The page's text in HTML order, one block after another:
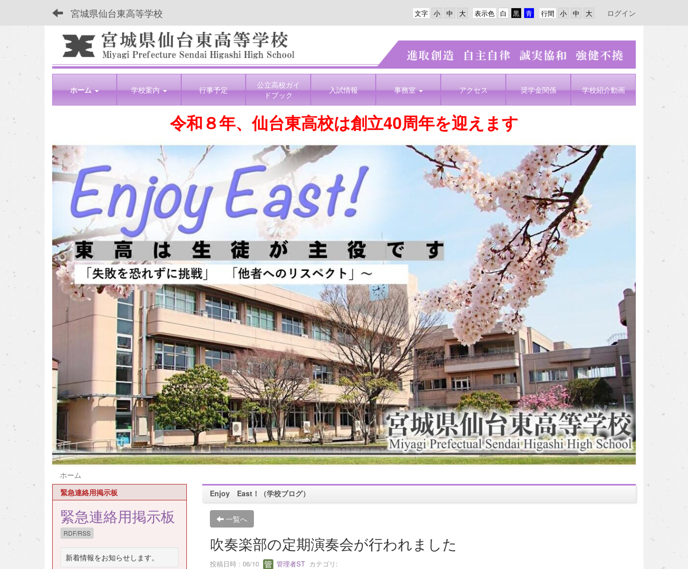
宮城県仙台東高等学校 行間
表示色
文字 ログイン
ホーム 学校案内 行事予定
公立高校ガイ
ドブック
入試情報 事務室 アクセス 奨学金関係 学校紹介動画
令和８年、仙台東高校は創立40周年を迎えます
ホーム
Enjoy East！（学校ブログ）
一覧へ
吹奏楽部の定期演奏会が行われました
投稿日時 : 06/10 管理者STカテゴリ:
緊急連絡用掲示板
緊急連絡用掲示板
RDF/RSS
新着情報をお知らせします。